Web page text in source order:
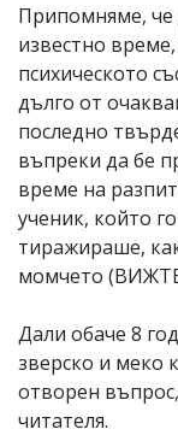
Припомняме, че
известно
психическото
дълго от
последно
въпреки да бе
време на
ученик, който
тиражираше,
момчето
Дали обаче 8
зверско и меко
отворен
читателя.